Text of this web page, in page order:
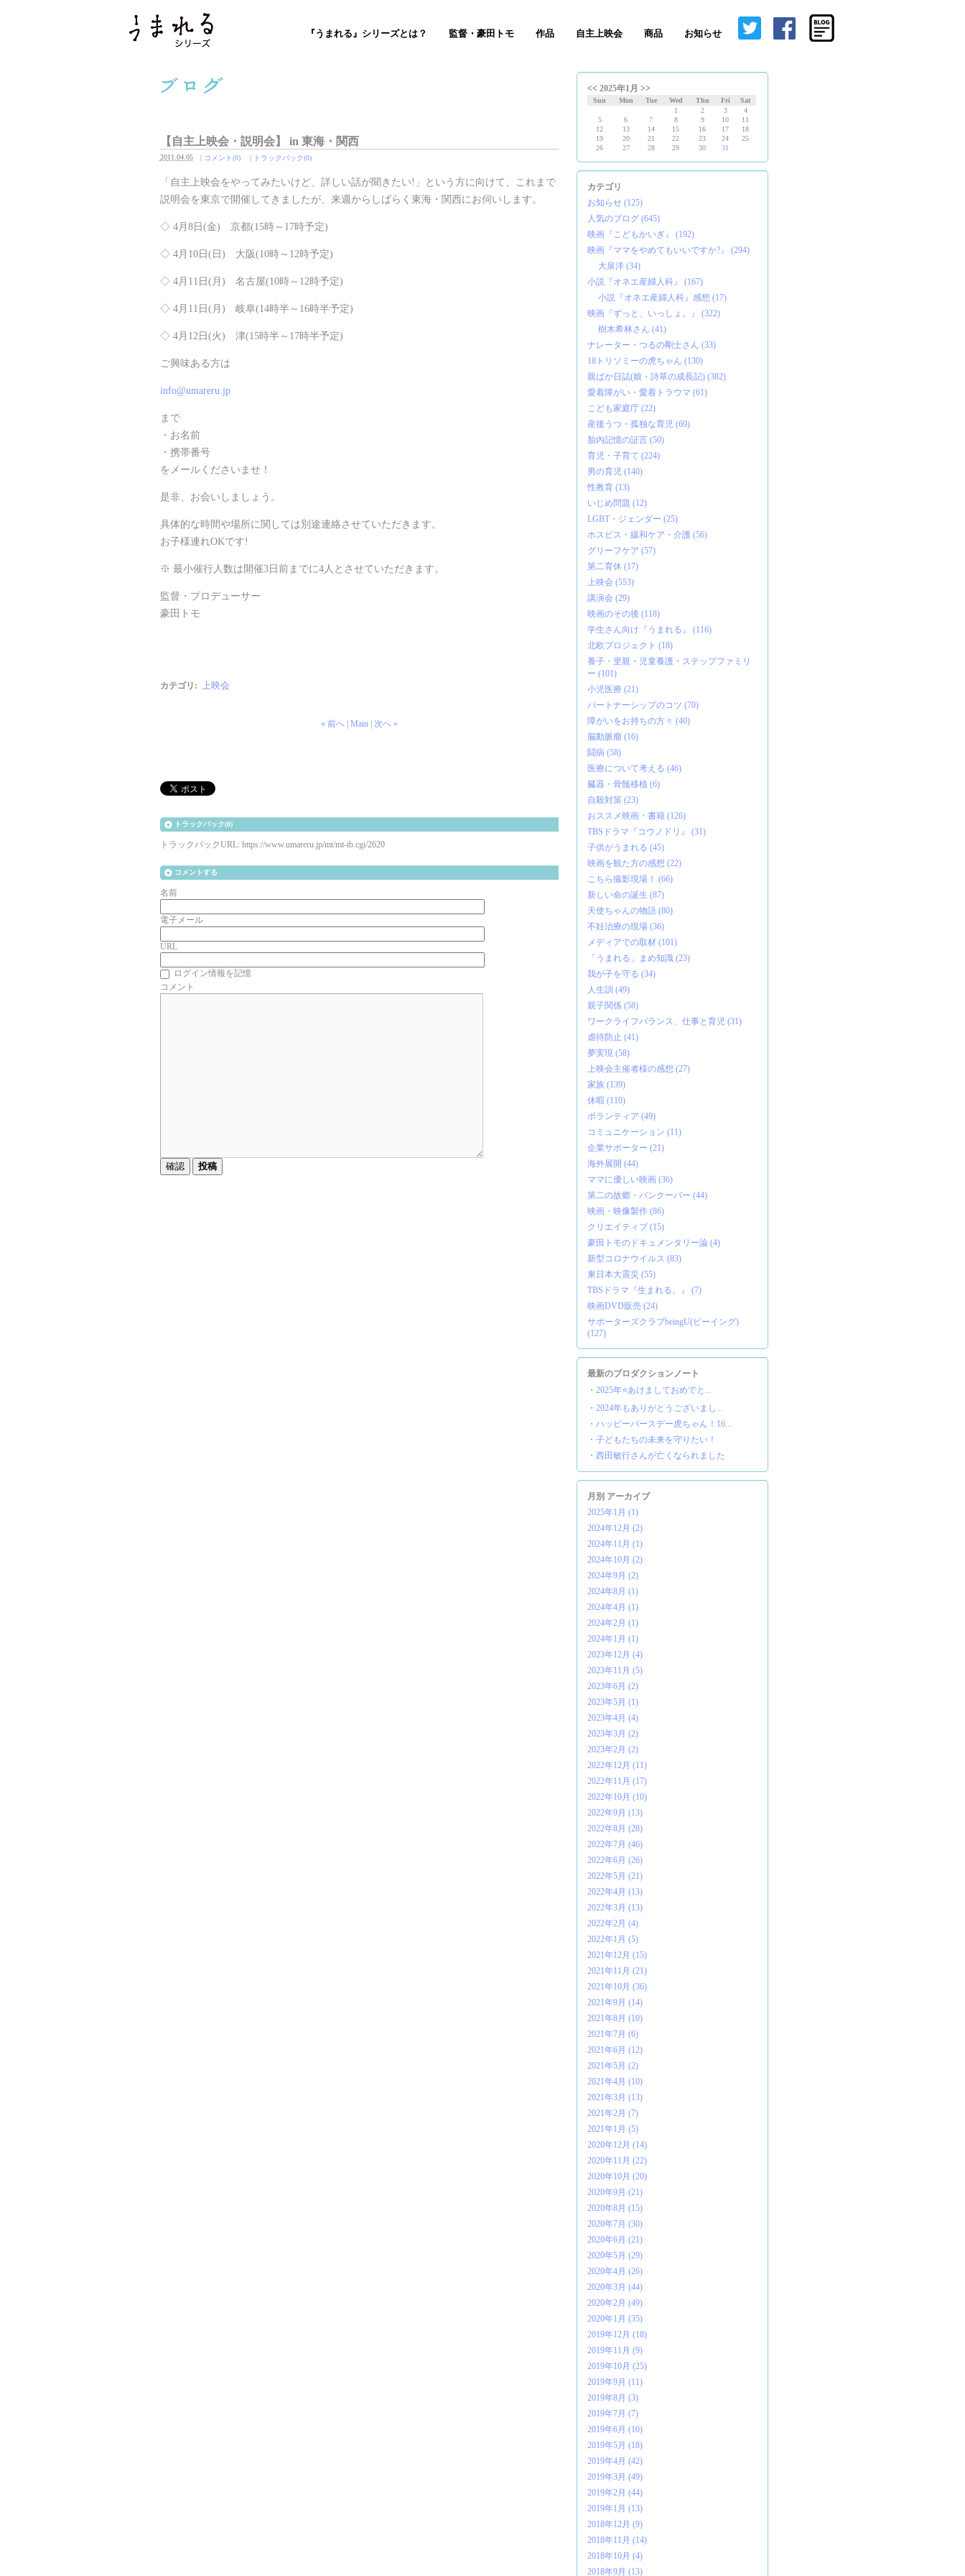
『うまれる』シリーズとは？ 監督・豪田トモ 作品 自主上映会 商品 お知らせ
【自主上映会・説明会】 in 東海・関西
2011.04.05| コメント(0) | トラックバック(0)
「自主上映会をやってみたいけど、詳しい話が聞きたい!」という方に向けて、これまで
説明会を東京で開催してきましたが、来週からしばらく東海・関西にお伺いします。
◇ 4月8日(金) 京都(15時～17時予定)
◇ 4月10日(日) 大阪(10時～12時予定)
◇ 4月11日(月) 名古屋(10時～12時予定)
◇ 4月11日(月) 岐阜(14時半～16時半予定)
◇ 4月12日(火) 津(15時半～17時半予定)
ご興味ある方は
info@umareru.jp
まで
・お名前
・携帯番号
をメールくださいませ！
是非、お会いしましょう。
具体的な時間や場所に関しては別途連絡させていただきます。
お子様連れOKです!
※ 最小催行人数は開催3日前までに4人とさせていただきます。
監督・プロデューサー
豪田トモ
カテゴリ : 上映会
« 前へ| Main| 次へ »
トラックバック(0)
トラックバックURL: https://www.umareru.jp/mt/mt-tb.cgi/2620
コメントする
名前
電子メール
URL
ログイン情報を記憶
コメント
<<2025年1月 >>
Sun Mon Tue Wed Thu Fri
Sat
1
2 3
4
5
6 7 8 9 10
11
12
13 14 15 16 17
18
19
20 21 22 23 24
25
26
27 28 29 30 31
カテゴリ
お知らせ (125)
人気のブログ (645)
映画『こどもかいぎ』 (192)
映画『ママをやめてもいいですか?』 (294)
大泉洋 (34)
小説『オネエ産婦人科』 (167)
小説『オネエ産婦人科』感想 (17)
映画『ずっと、いっしょ。』 (322)
樹木希林さん (41)
ナレーター・つるの剛士さん (33)
18トリソミーの虎ちゃん (130)
親ばか日誌(娘・詩草の成長記) (382)
愛着障がい・愛着トラウマ (61)
こども家庭庁 (22)
産後うつ・孤独な育児 (69)
胎内記憶の証言 (50)
育児・子育て (224)
男の育児 (140)
性教育 (13)
いじめ問題 (12)
LGBT・ジェンダー (25)
ホスピス・緩和ケア・介護 (56)
グリーフケア (57)
第二育休 (17)
上映会 (553)
講演会 (29)
映画のその後 (118)
学生さん向け『うまれる』 (116)
北欧プロジェクト (18)
養子・里親・児童養護・ステップファミリ
ー (101)
小児医療 (21)
パートナーシップのコツ (70)
障がいをお持ちの方々 (40)
脳動脈瘤 (16)
闘病 (58)
医療について考える (46)
臓器・骨髄移植 (6)
自殺対策 (23)
おススメ映画・書籍 (126)
TBSドラマ『コウノドリ』 (31)
子供がうまれる (45)
映画を観た方の感想 (22)
こちら撮影現場！ (66)
新しい命の誕生 (87)
天使ちゃんの物語 (80)
不妊治療の現場 (36)
メディアでの取材 (101)
「うまれる」まめ知識 (23)
我が子を守る (34)
人生訓 (49)
親子関係 (58)
ワークライフバランス、仕事と育児 (31)
虐待防止 (41)
夢実現 (58)
上映会主催者様の感想 (27)
家族 (139)
休暇 (110)
ボランティア (49)
コミュニケーション (11)
企業サポーター (21)
海外展開 (44)
ママに優しい映画 (36)
第二の故郷・バンクーバー (44)
映画・映像製作 (86)
クリエイティブ (15)
豪田トモのドキュメンタリー論 (4)
新型コロナウイルス (83)
東日本大震災 (55)
TBSドラマ『生まれる。』 (7)
映画DVD販売 (24)
サポーターズクラブbeingU(ビーイング)
(127)
最新のプロダクションノート
・ 2025年⭐️あけましておめでと...
・ 2024年もありがとうございまし...
・ ハッピーバースデー虎ちゃん！16...
・ 子どもたちの未来を守りたい！
・ 西田敏行さんが亡くなられました
月別 アーカイブ
2025年1月 (1)
2024年12月 (2)
2024年11月 (1)
2024年10月 (2)
2024年9月 (2)
2024年8月 (1)
2024年4月 (1)
2024年2月 (1)
2024年1月 (1)
2023年12月 (4)
2023年11月 (5)
2023年6月 (2)
2023年5月 (1)
2023年4月 (4)
2023年3月 (2)
2023年2月 (2)
2022年12月 (11)
2022年11月 (17)
2022年10月 (10)
2022年9月 (13)
2022年8月 (28)
2022年7月 (46)
2022年6月 (26)
2022年5月 (21)
2022年4月 (13)
2022年3月 (13)
2022年2月 (4)
2022年1月 (5)
2021年12月 (15)
2021年11月 (21)
2021年10月 (36)
2021年9月 (14)
2021年8月 (10)
2021年7月 (6)
2021年6月 (12)
2021年5月 (2)
2021年4月 (10)
2021年3月 (13)
2021年2月 (7)
2021年1月 (5)
2020年12月 (14)
2020年11月 (22)
2020年10月 (20)
2020年9月 (21)
2020年8月 (15)
2020年7月 (30)
2020年6月 (21)
2020年5月 (29)
2020年4月 (26)
2020年3月 (44)
2020年2月 (49)
2020年1月 (35)
2019年12月 (18)
2019年11月 (9)
2019年10月 (25)
2019年9月 (11)
2019年8月 (3)
2019年7月 (7)
2019年6月 (10)
2019年5月 (18)
2019年4月 (42)
2019年3月 (49)
2019年2月 (44)
2019年1月 (13)
2018年12月 (9)
2018年11月 (14)
2018年10月 (4)
2018年9月 (13)